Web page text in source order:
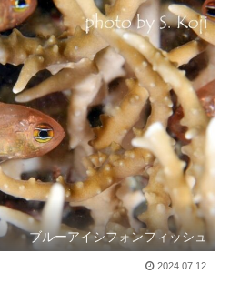
ブルーアイシフォンフィッシュ
2024.07.12